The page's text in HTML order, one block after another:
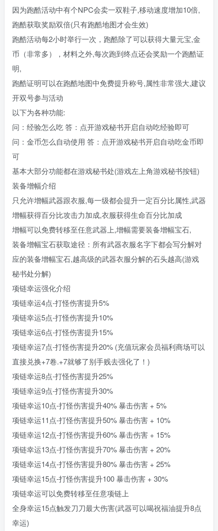
因为跑酷活动中有个NPC会卖一双鞋子,移动速度增加10倍,
跑酷获取奖励双倍(只有跑酷地图才会生效)
跑酷活动每2小时举行一次，跑酷除了可以获得大量元宝,金
币（非常多），材料之外,每次跑到终点还会奖励一个跑酷证
明,
跑酷证明可以在跑酷地图中免费提升称号,属性非常强大,建议
开双号参与活动
以下为各种功能:
问：经验怎么吃 答：点开游戏秘书开启自动吃经验即可
问：金币怎么自动使用 答：点开游戏秘书开启自动吃金币即
可
基本大部分功能都在游戏秘书处(游戏左上角游戏秘书按钮)
装备增幅介绍
只允许增幅武器跟衣服,每一级都会提升一定百分比属性,武器
增幅获得百分比攻击力加成,衣服获得生命百分比加成
增幅可以免费转移至任意武器上,增幅需要装备增幅宝石,
装备增幅宝石获取途径：所有武器衣服名字下都会写分解对
应的装备增幅宝石,越高级的武器衣服分解的石头越高(游戏
秘书处分解)
项链幸运强化介绍
项链幸运4点-打怪伤害提升5%
项链幸运5点-打怪伤害提升10%
项链幸运6点-打怪伤害提升15%
项链幸运7点-打怪伤害提升20% (充值玩家会员福利商场可以
直接兑换+7卷.+7就够了别手贱去强化了！)
项链幸运8点-打怪伤害提升25%
项链幸运9点-打怪伤害提升30%
项链幸运10点-打怪伤害提升40% 暴击伤害 + 5%
项链幸运11点-打怪伤害提升50% 暴击伤害 + 10%
项链幸运12点-打怪伤害提升60% 暴击伤害 + 15%
项链幸运13点-打怪伤害提升70% 暴击伤害 + 20%
项链幸运14点-打怪伤害提升80% 暴击伤害 + 25%
项链幸运15点-打怪伤害提升100 暴击伤害 + 30%
项链幸运可以免费转移至任意项链上
全身幸运15点触发刀刀最大伤害(武器可以喝祝福油提升8点
幸运)